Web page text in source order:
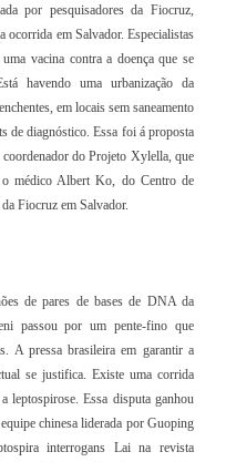
por pesquisadores da Fiocruz,
ocorrida em Salvador. Especialistas
vacina contra a doença que se
havendo uma urbanização da
em locais sem saneamento
de diagnóstico. Essa foi á proposta
do Projeto Xylella, que
o médico Albert Ko, do Centro de
Fiocruz em Salvador.
de pares de bases de DNA da
passou por um pente-fino que
A pressa brasileira em garantir a
se justifica. Existe uma corrida
leptospirose. Essa disputa ganhou
chinesa liderada por Guoping
interrogans Lai na revista